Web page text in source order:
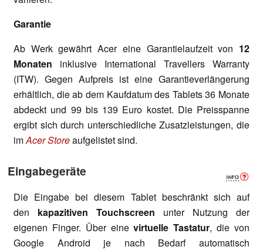
Garantie
Ab Werk gewährt Acer eine Garantielaufzeit von 12
Monaten inklusive International Travellers Warranty
(ITW). Gegen Aufpreis ist eine Garantieverlängerung
erhältlich, die ab dem Kaufdatum des Tablets 36 Monate
abdeckt und 99 bis 139 Euro kostet. Die Preisspanne
ergibt sich durch unterschiedliche Zusatzleistungen, die
imAcer Storeaufgelistet sind.
Eingabegeräte
Die Eingabe bei diesem Tablet beschränkt sich auf
den kapazitiven Touchscreen unter Nutzung der
eigenen Finger. Über einevirtuelle Tastatur, die von
Google Android je nach Bedarf automatisch